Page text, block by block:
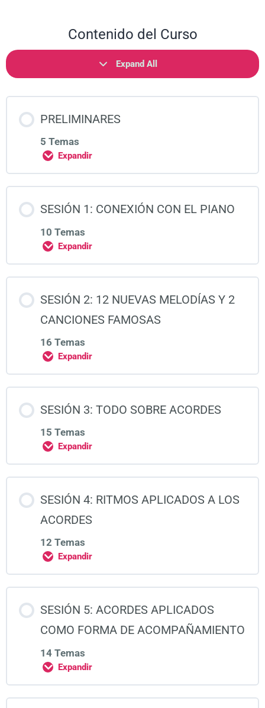
Contenido del Curso
Expand All
PRELIMINARES
5 Temas
Expandir
SESIÓN 1: CONEXIÓN CON EL PIANO
10 Temas
Expandir
SESIÓN 2: 12 NUEVAS MELODÍAS Y 2
CANCIONES FAMOSAS
16 Temas
Expandir
SESIÓN 3: TODO SOBRE ACORDES
15 Temas
Expandir
SESIÓN 4: RITMOS APLICADOS A LOS
ACORDES
12 Temas
Expandir
SESIÓN 5: ACORDES APLICADOS
COMO FORMA DE ACOMPAÑAMIENTO
14 Temas
Expandir